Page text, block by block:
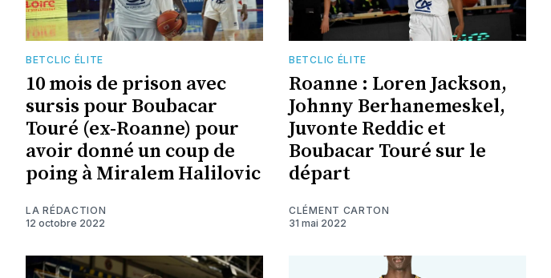
BETCLIC ÉLITE
10 mois de prison avec
sursis pour Boubacar
Touré (ex-Roanne) pour
avoir donné un coup de
poing à Miralem Halilovic
LA RÉDACTION
12 octobre 2022
BETCLIC ÉLITE
Roanne : Loren Jackson,
Johnny Berhanemeskel,
Juvonte Reddic et
Boubacar Touré sur le
départ
CLÉMENT CARTON
31 mai 2022